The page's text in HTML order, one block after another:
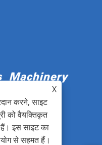
X
करने, साइट
को वैयक्तिकृत
इस साइट का
से सहमत हैं।